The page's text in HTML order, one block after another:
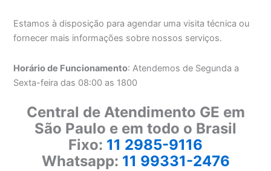
Estamos à disposição para agendar uma visita técnica ou
fornecer mais informações sobre nossos serviços.
Horário de Funcionamento: Atendemos de Segunda a
Sexta-feira das 08:00 as 1800
Central de Atendimento GE em
São Paulo e em todo o Brasil
Fixo: 11 2985-9116
Whatsapp: 11 99331-2476